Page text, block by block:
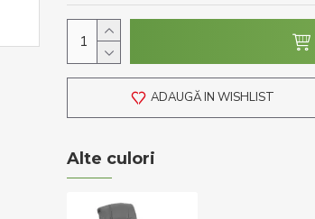
ADAUGĂ IN WISHLIST
Alte culori